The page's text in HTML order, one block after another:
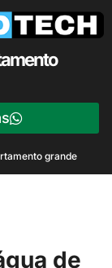
grande
de